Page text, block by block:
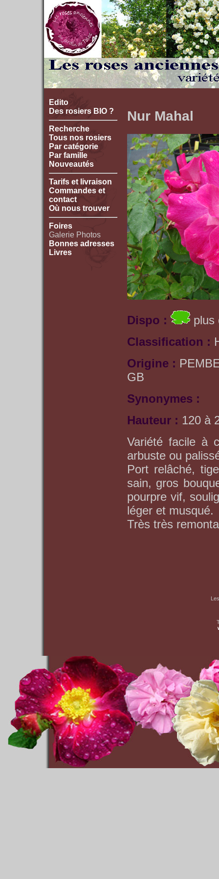
Edito
Des rosiers BIO ?
Recherche
Tous nos rosiers
Par catégorie
Par famille
Nouveautés
Tarifs et livraison
Commandes et
contact
Où nous trouver
Foires
Galerie Photos
Bonnes adresses
Livres
Nur Mahal
Dispo :
plus
Classification :
Origine :
GB
Synonymes :
Hauteur : 120 à
Variété facile à
arbuste ou
Port relâché,
sain, gros
pourpre vif,
léger et musqué.
Très très